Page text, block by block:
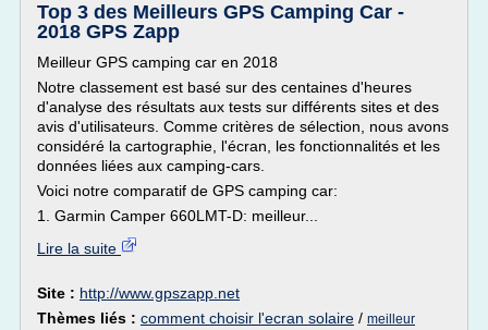
Top 3 des Meilleurs GPS Camping Car -
2018 GPS Zapp
Meilleur GPS camping car en 2018
Notre classement est basé sur des centaines d'heures
d'analyse des résultats aux tests sur différents sites et des
avis d'utilisateurs. Comme critères de sélection, nous avons
considéré la cartographie, l'écran, les fonctionnalités et les
données liées aux camping-cars.
Voici notre comparatif de GPS camping car:
1. Garmin Camper 660LMT-D: meilleur...
Lire la suite
Site : http://www.gpszapp.net
Thèmes liés : comment choisir l'ecran solaire / meilleur